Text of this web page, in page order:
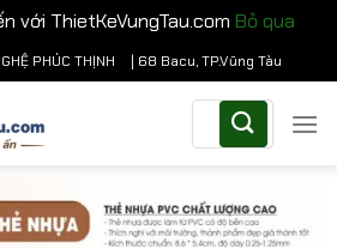
với ThietKeVungTau.com Bỏ qua
PHÚC THỊNH | 68 Bacu, TP.Vũng Tàu
kiếm: